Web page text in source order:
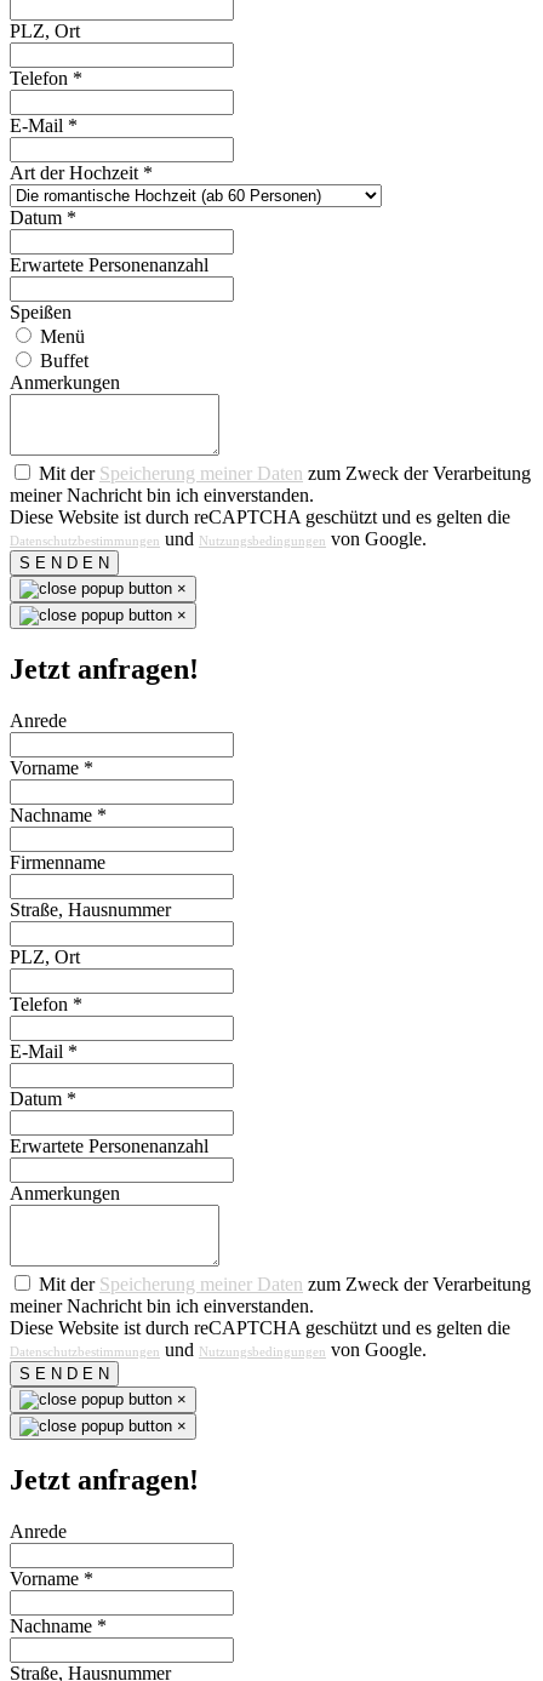
PLZ, Ort
Telefon *
E-Mail *
Art der Hochzeit *
Datum *
Erwartete Personenanzahl
Speißen
Menü
Buffet
Anmerkungen
Mit der Speicherung meiner Daten zum Zweck der Verarbeitung
meiner Nachricht bin ich einverstanden.
Diese Website ist durch reCAPTCHA geschützt und es gelten die
Datenschutzbestimmungen und Nutzungsbedingungen von Google.
S E N D E N
×
×
Jetzt anfragen!
Anrede
Vorname *
Nachname *
Firmenname
Straße, Hausnummer
PLZ, Ort
Telefon *
E-Mail *
Datum *
Erwartete Personenanzahl
Anmerkungen
Mit der Speicherung meiner Daten zum Zweck der Verarbeitung
meiner Nachricht bin ich einverstanden.
Diese Website ist durch reCAPTCHA geschützt und es gelten die
Datenschutzbestimmungen und Nutzungsbedingungen von Google.
S E N D E N
×
×
Jetzt anfragen!
Anrede
Vorname *
Nachname *
Straße, Hausnummer